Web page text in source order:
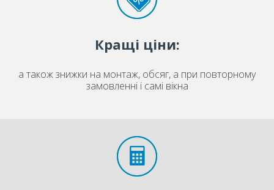
Кращі ціни:
а також знижки на монтаж, обсяг, а при повторному
замовленні і самі вікна